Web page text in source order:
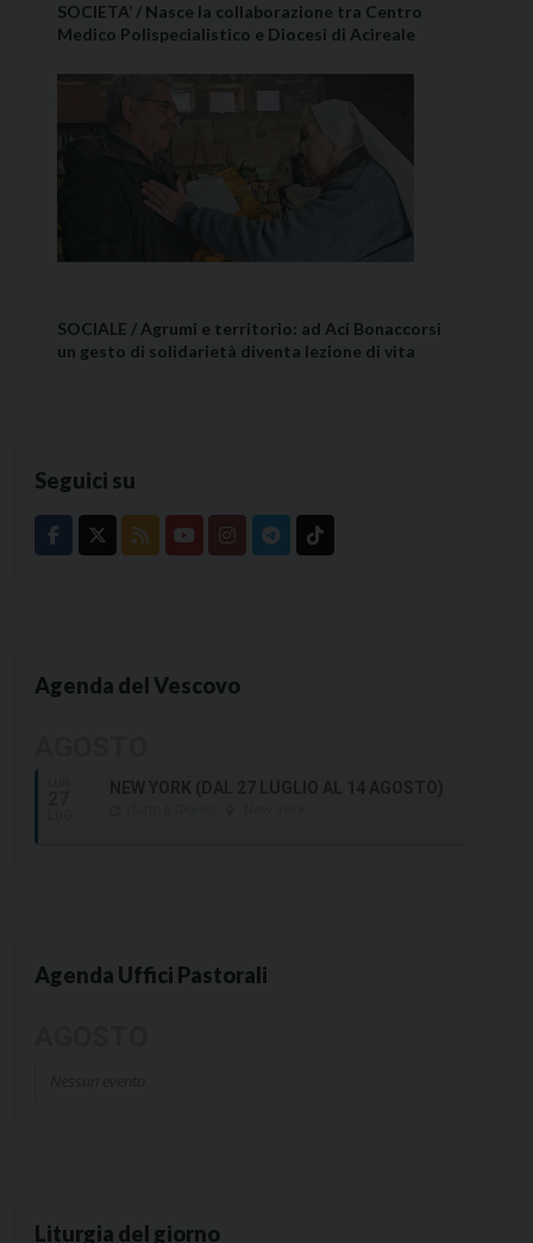
SOCIETA’ / Nasce la collaborazione tra Centro
Medico Polispecialistico e Diocesi di Acireale
SOCIALE / Agrumi e territorio: ad Aci Bonaccorsi
un gesto di solidarietà diventa lezione di vita
Seguici su
Agenda del Vescovo
Agenda Uffici Pastorali
Liturgia del giorno